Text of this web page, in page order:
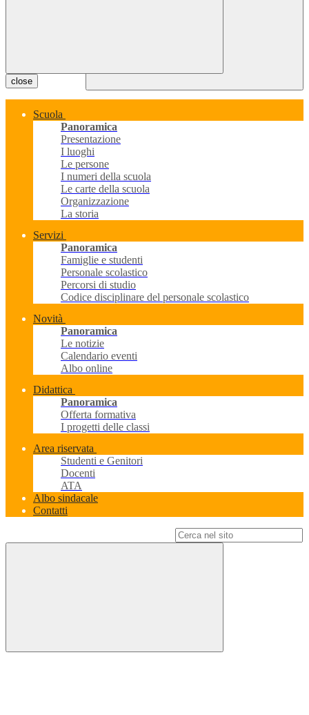
close
Scuola
Panoramica
Presentazione
I luoghi
Le persone
I numeri della scuola
Le carte della scuola
Organizzazione
La storia
Servizi
Panoramica
Famiglie e studenti
Personale scolastico
Percorsi di studio
Codice disciplinare del personale scolastico
Novità
Panoramica
Le notizie
Calendario eventi
Albo online
Didattica
Panoramica
Offerta formativa
I progetti delle classi
Area riservata
Studenti e Genitori
Docenti
ATA
Albo sindacale
Contatti